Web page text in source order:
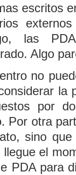
escritos
las
Algo
no
la
por
Por otra
sino
llegue el
PDA para